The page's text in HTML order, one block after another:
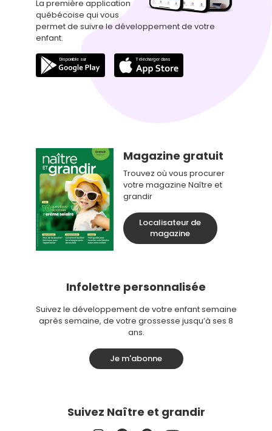
La première application
québécoise qui vous
permet de suivre le développement de votre
enfant.
Magazine gratuit
Trouvez où vous procurer
votre magazine Naître et
grandir
Localisateur de
magazine
Infolettre personnalisée
Suivez le développement de votre enfant semaine
après semaine, de votre grossesse jusqu’à ses 8
ans.
Je m'abonne
Suivez Naître et grandir